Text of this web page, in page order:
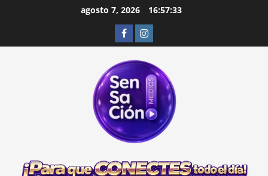
agosto 7, 2026 16:57:35
FacebookInstagram